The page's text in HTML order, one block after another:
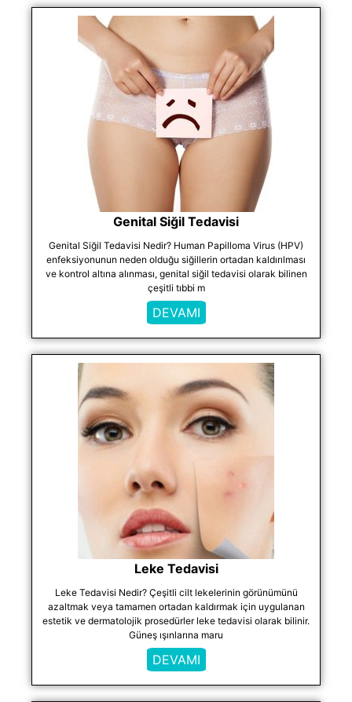
Genital Siğil Tedavisi
Genital Siğil Tedavisi Nedir? Human Papilloma Virus (HPV)
enfeksiyonunun neden olduğu siğillerin ortadan kaldırılması
ve kontrol altına alınması, genital siğil tedavisi olarak bilinen
çeşitli tıbbi m
DEVAMI
Leke Tedavisi
Leke Tedavisi Nedir? Çeşitli cilt lekelerinin görünümünü
azaltmak veya tamamen ortadan kaldırmak için uygulanan
estetik ve dermatolojik prosedürler leke tedavisi olarak bilinir.
Güneş ışınlarına maru
DEVAMI